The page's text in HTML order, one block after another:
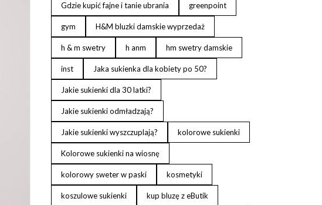
Gdzie kupić fajne i tanie ubrania greenpoint
gym H&M bluzki damskie wyprzedaż
h & m swetry h anm hm swetry damskie
inst Jaka sukienka dla kobiety po 50?
Jakie sukienki dla 30 latki?
Jakie sukienki odmładzają?
Jakie sukienki wyszczuplają? kolorowe sukienki
Kolorowe sukienki na wiosnę
kolorowy sweter w paski kosmetyki
koszulowe sukienki kup bluzę z eButik